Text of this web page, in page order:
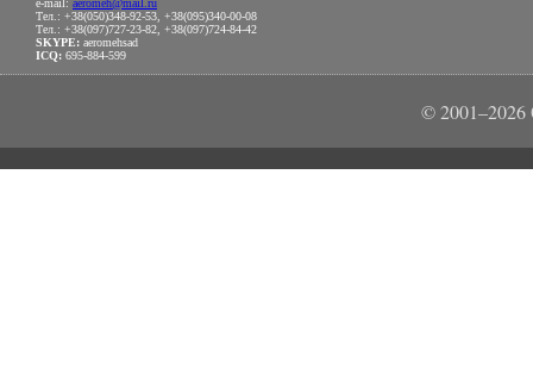
e-mail: aeromeh@mail.ru
Тел.: +38(050)348-92-53, +38(095)340-00-08
Тел.: +38(097)727-23-82, +38(097)724-84-42
SKYPE: aeromehsad
ICQ: 695-884-599
©